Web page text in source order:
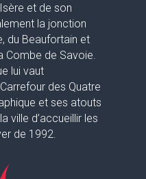
et de son
la jonction
du Beaufortain et
Combe de Savoie.
lui vaut
des Quatre
et ses atouts
ville d’accueillir les
de 1992.